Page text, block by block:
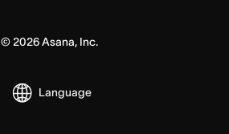
©2026Asana, Inc.
Language